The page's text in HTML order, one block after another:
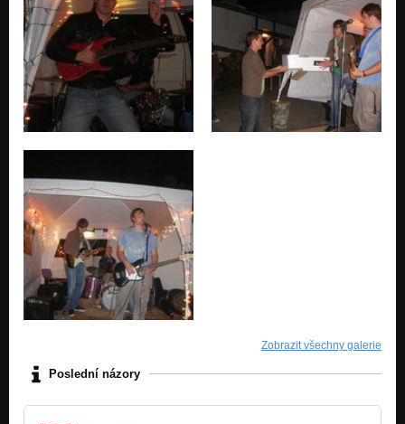
Zobrazit všechny galerie
Poslední názory